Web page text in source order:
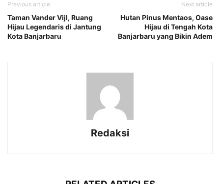
Previous article
Taman Vander Vijl, Ruang
Hijau Legendaris di Jantung
Kota Banjarbaru
Next article
Hutan Pinus Mentaos, Oase
Hijau di Tengah Kota
Banjarbaru yang Bikin Adem
Redaksi